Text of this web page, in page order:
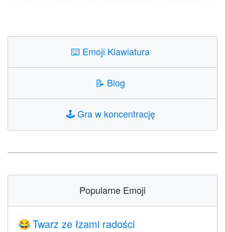
⌨️ Emoji Klawiatura
📝 Blog
🕹️Gra w koncentrację
Popularne Emoji
😂 Twarz ze łzami radości